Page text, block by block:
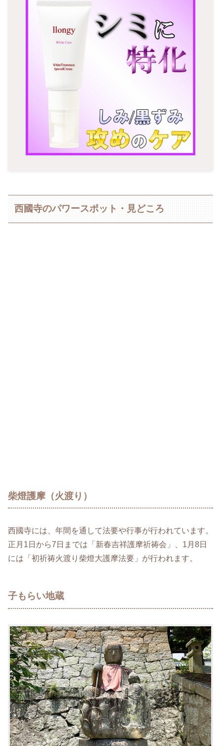
西國寺のパワースポット・見どころ
柴燈護摩（火渡り）
西國寺には、年間を通して法要や行事が行われています。
正月1日から7日までは「新春吉祥護摩祈祷会」、1月8日
には「初祈祷火渡り柴燈大護摩法要」が行われます。
子もらい地蔵